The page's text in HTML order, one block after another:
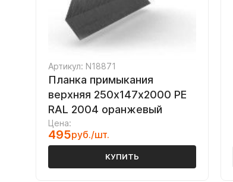
Артикул: N18871
Планка примыкания
верхняя 250х147х2000 PE
RAL 2004 оранжевый
Цена:
495руб./шт.
КУПИТЬ